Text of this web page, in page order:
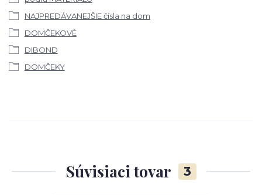
NAJPREDÁVANEJŠIE čísla na dom
DOMČEKOVÉ
DIBOND
DOMČEKY
Súvisiaci tovar 3